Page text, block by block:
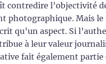
contredire l’objectivité
photographique. Mais le
qu’un aspect. Si
à leur valeur
fait également partie